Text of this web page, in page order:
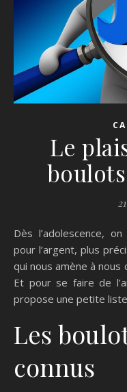
Le
Dès l’adolescence, on note tous une certaine attirance
pour l’argent, plus
qui nous amène à
Et pour se faire de
propose une petite
Les
connus